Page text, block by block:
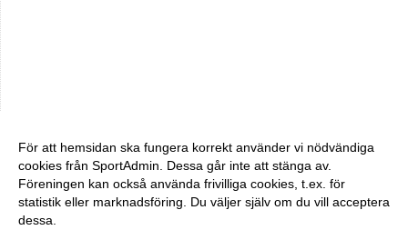
För att hemsidan ska fungera korrekt använder vi nödvändiga
cookies från SportAdmin. Dessa går inte att stänga av.
Föreningen kan också använda frivilliga cookies, t.ex. för
statistik eller marknadsföring. Du väljer själv om du vill acceptera
dessa.